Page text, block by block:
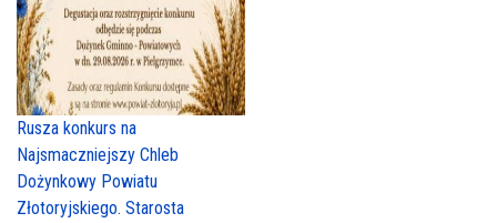
Rusza konkurs na
Najsmaczniejszy Chleb
Dożynkowy Powiatu
Złotoryjskiego. Starosta